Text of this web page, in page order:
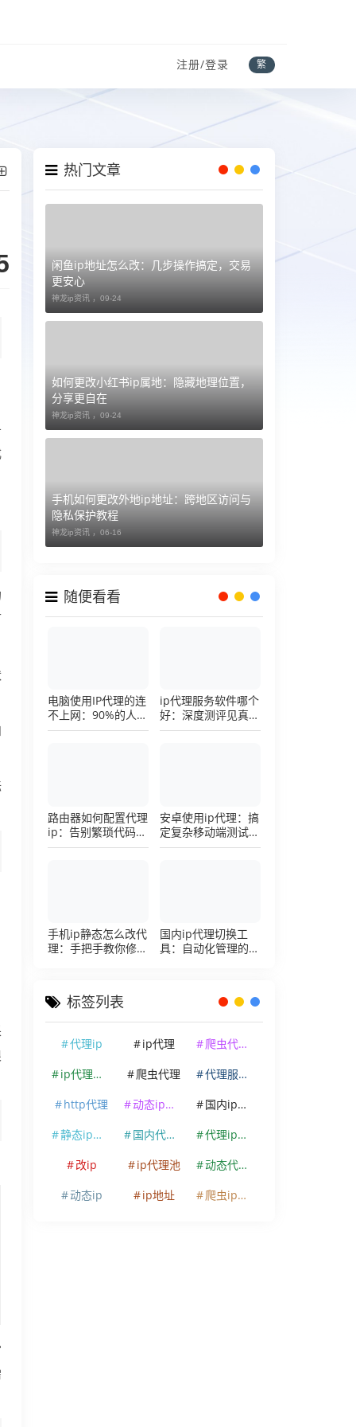
注册/登录 繁
热门文章
闲鱼ip地址怎么改：几步操作搞定，交易
更安心
神龙ip资讯 ， 09-24
如何更改小红书ip属地：隐藏地理位置，
分享更自在
神龙ip资讯 ， 09-24
手机如何更改外地ip地址：跨地区访问与
隐私保护教程
神龙ip资讯 ， 06-16
随便看看
电脑使用IP代理的连
不上网：90%的人踩
过这个坑，一招修复
ip代理服务软件哪个
好：深度测评见真
章，帮你把钱花在刀
路由器如何配置代理
ip：告别繁琐代码，
详解底层配置逻辑
安卓使用ip代理：搞
定复杂移动端测试环
境的超详细配置手册
手机ip静态怎么改代
理：手把手教你修改
国内ip代理切换工
具：自动化管理的效
标签列表
代理ip ip代理
爬虫代理ip
ip代理软件
爬虫代理
代理服务器
http代理
动态ip代理
国内ip代理
静态ip代理
国内代理ip
代理ip软件
改ip
ip代理池
动态代理ip
动态ip
ip地址 爬虫ip代理